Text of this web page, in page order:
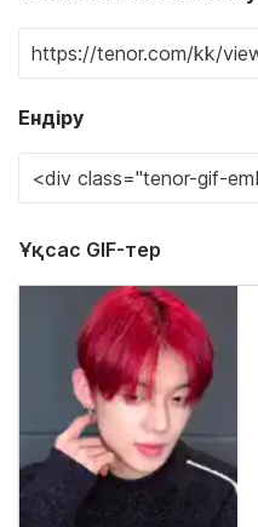
Ендіру
Ұқсас GIF-тер